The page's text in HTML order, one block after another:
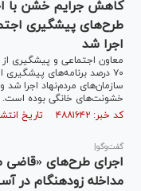
طرح‌های پیشگیری
اجرا شد
معاون اجتماعی و پیشگیری
سازمان‌های مردم‌نهاد اجرا
خشونت‌های خانگی بوده است.
کد خبر: ۴۸۸۱۶۴۲ تاریخ انتشار : ۱۴۰۴/۱۲/۰۲
گفت‌وگو|
اجرای طرح‌های «قاضی
مداخله زودهنگام در